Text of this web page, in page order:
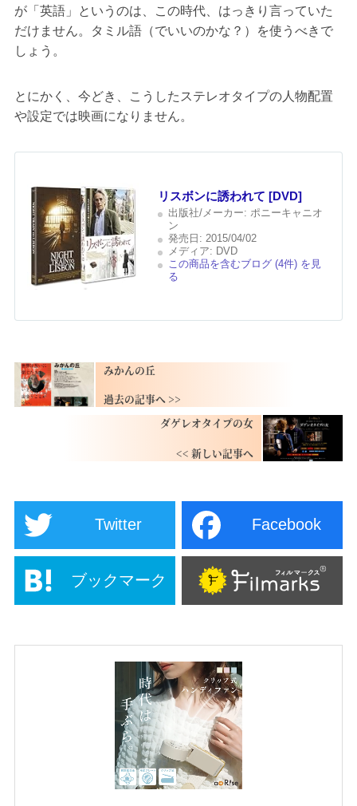
が「英語」というのは、この時代、はっきり言っていた
だけません。タミル語（でいいのかな？）を使うべきで
しょう。
とにかく、今どき、こうしたステレオタイプの人物配置
や設定では映画になりません。
リスボンに誘われて [DVD]
出版社/メーカー: ポニーキャニオ
ン
発売日: 2015/04/02
メディア: DVD
この商品を含むブログ (4件) を見
る
みかんの丘
ダゲレオタイプの女
Twitter Facebook
ブックマーク